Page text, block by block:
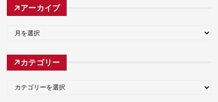
アーカイブ
カ
カテゴリー